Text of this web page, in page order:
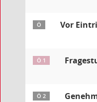
Ö Vor
Ö 1
Ö 2